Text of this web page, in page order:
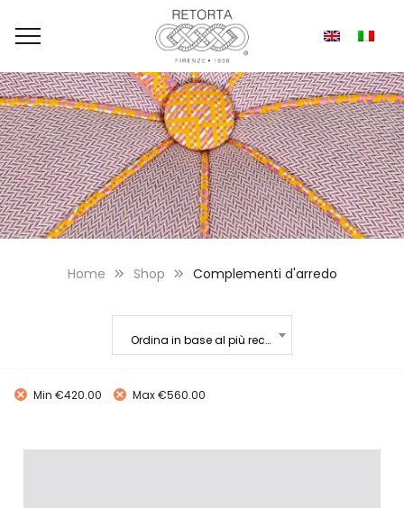
Home Shop Complementi d'arredo
Ordina in base al più recente
Min €420.00 Max€560.00